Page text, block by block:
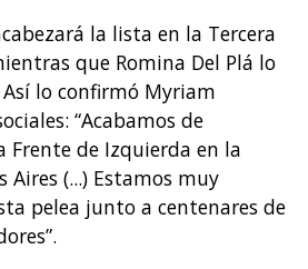
la lista en la Tercera
que Romina Del Plá lo
lo confirmó Myriam
“Acabamos de
Frente de Izquierda en la
Aires (...) Estamos muy
pelea junto a centenares de